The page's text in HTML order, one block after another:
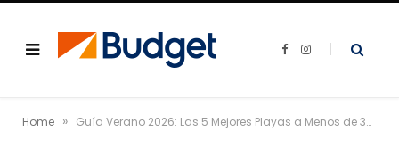
F
o
k
I
r
a
Home » Guía Verano 2026: Las 5 Mejores Playas a Menos de 350 km de Lima